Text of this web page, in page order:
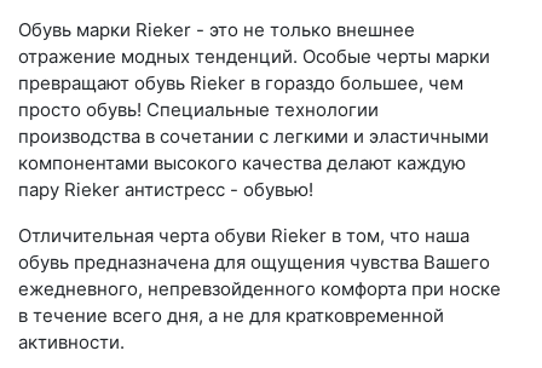
Обувь марки Rieker - это не только внешнее
отражение модных тенденций. Особые черты марки
превращают обувь Rieker в гораздо большее, чем
просто обувь! Специальные технологии
производства в сочетании с легкими и эластичными
компонентами высокого качества делают каждую
пару Rieker антистресс - обувью!
Отличительная черта обуви Rieker в том, что наша
обувь предназначена для ощущения чувства Вашего
ежедневного, непревзойденного комфорта при носке
в течение всего дня, а не для кратковременной
активности.